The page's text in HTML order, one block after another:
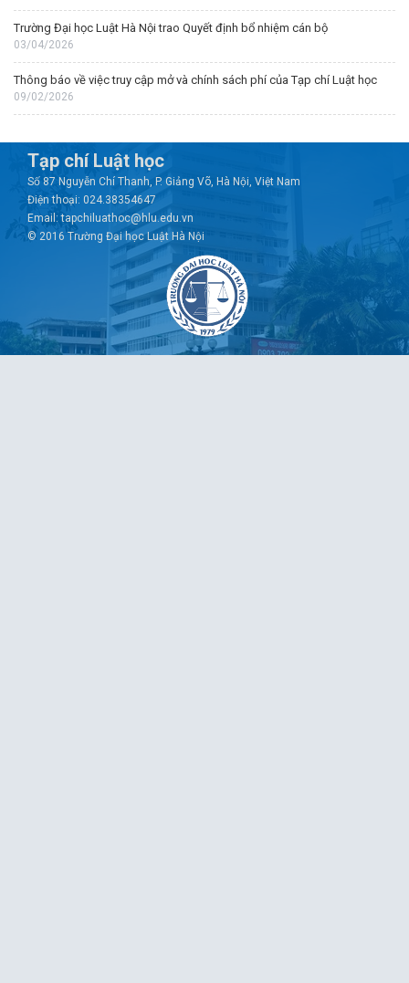
Trường Đại học Luật Hà Nội trao Quyết định bổ nhiệm cán bộ
03/04/2026
Thông báo về việc truy cập mở và chính sách phí của Tạp chí Luật học
09/02/2026
Tạp chí Luật học
Số 87 Nguyễn Chí Thanh, P. Giảng Võ, Hà Nội, Việt Nam
Điện thoại: 024.38354647
Email: tapchiluathoc@hlu.edu.vn
© 2016 Trường Đại học Luật Hà Nội